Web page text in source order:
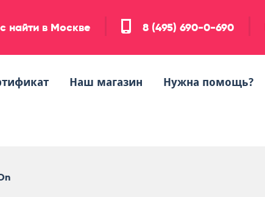
найти в Москве 8 (495) 690-0-690
Наш магазин Нужна помощь?